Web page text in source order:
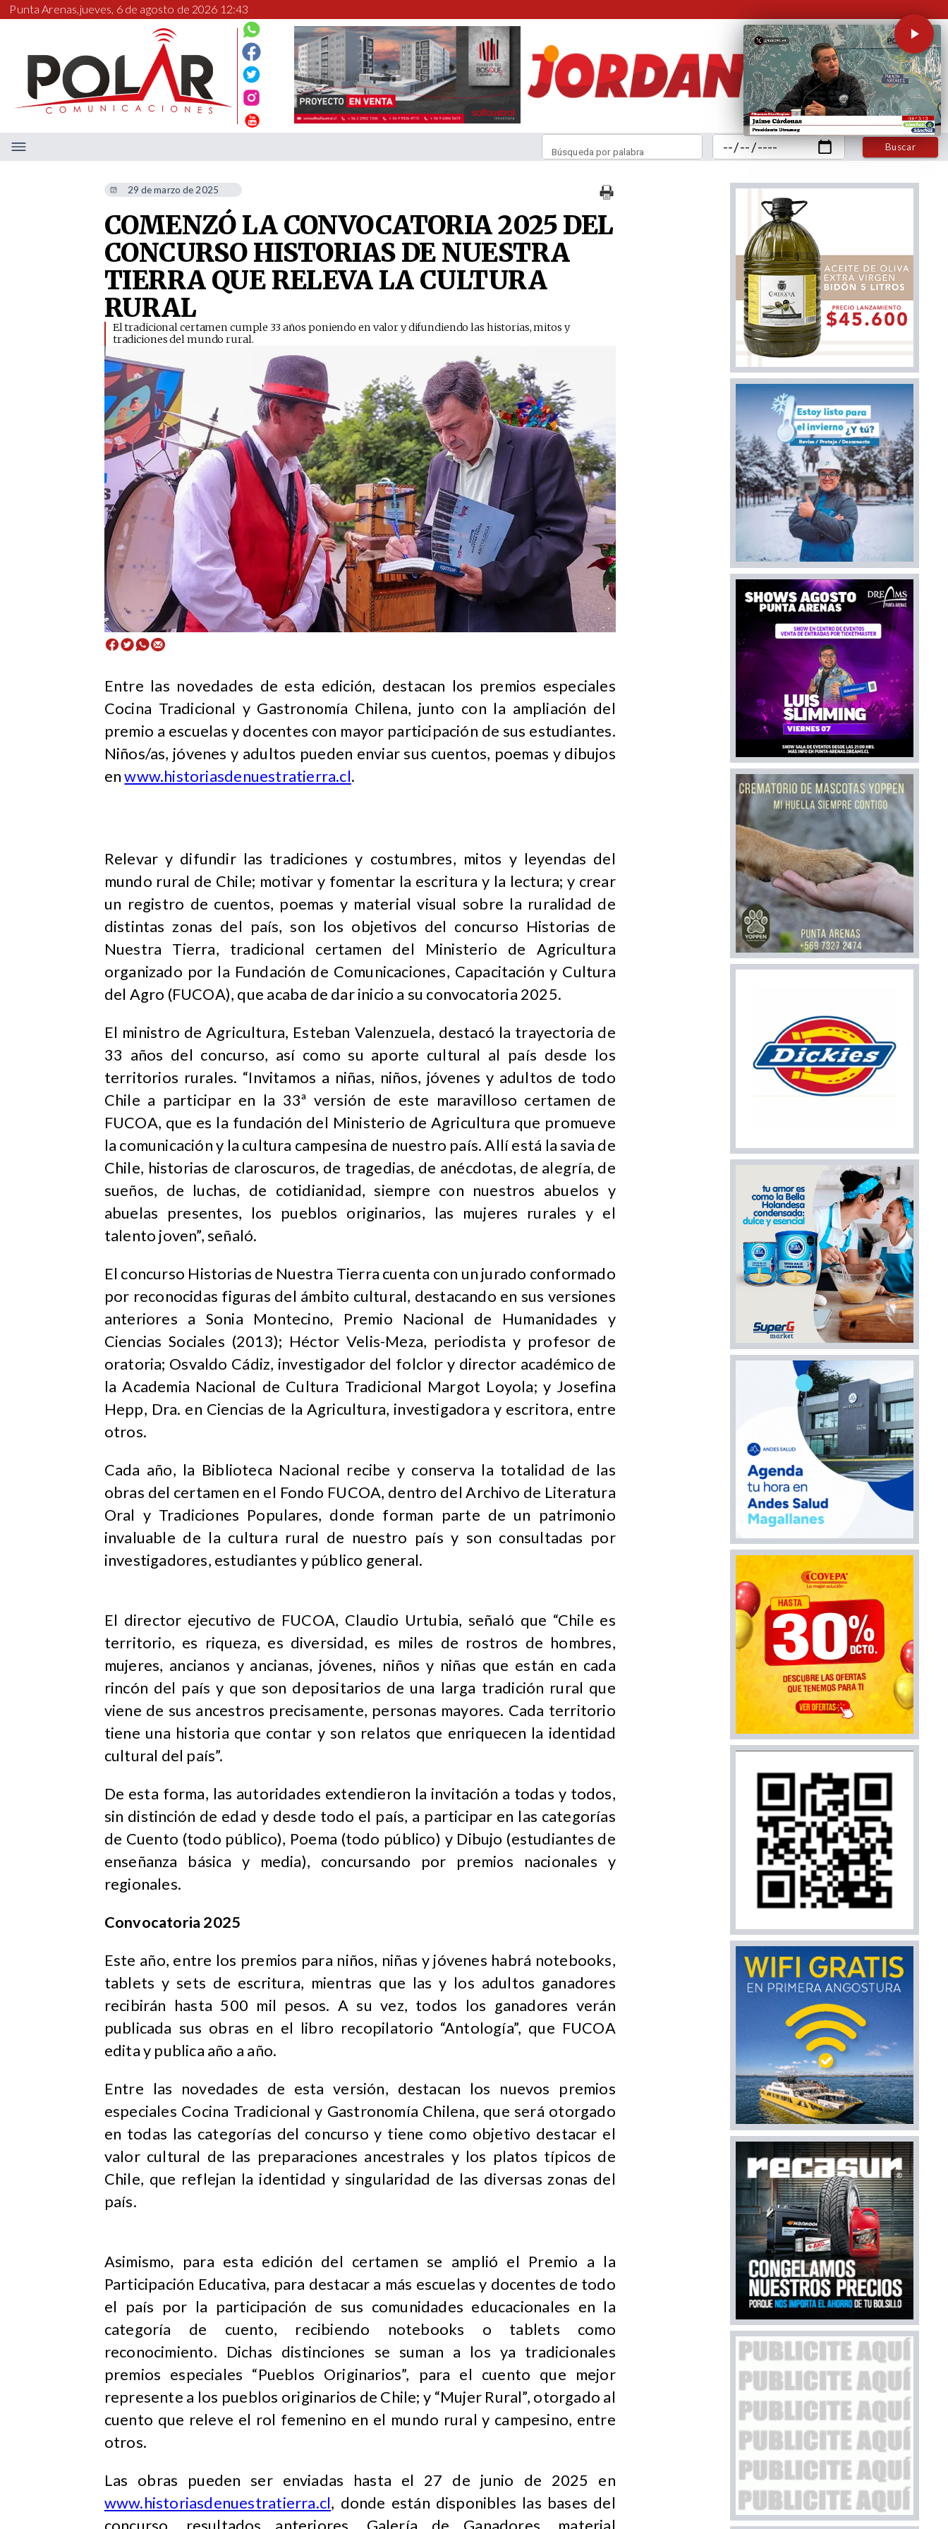
Punta Arenas,jueves, 6 de agosto de 2026 12:43
Buscar
Búsqueda por palabra
29 de marzo de 2025
COMENZÓ LA CONVOCATORIA 2025 DEL
CONCURSO HISTORIAS DE NUESTRA
TIERRA QUE RELEVA LA CULTURA
RURAL
El tradicional certamen cumple 33 años poniendo en valor y difundiendo las historias, mitos y
tradiciones del mundo rural. ​
Entre las novedades de esta edición, destacan los premios especiales
Cocina Tradicional y Gastronomía Chilena, junto con la ampliación del
premio a escuelas y docentes con mayor participación de sus estudiantes.
Niños/as, jóvenes y adultos pueden enviar sus cuentos, poemas y dibujos
enwww.historiasdenuestratierra.cl.
Relevar y difundir las tradiciones y costumbres, mitos y leyendas del
mundo rural de Chile; motivar y fomentar la escritura y la lectura; y crear
un registro de cuentos, poemas y material visual sobre la ruralidad de
distintas zonas del país, son los objetivos del concurso Historias de
Nuestra Tierra, tradicional certamen del Ministerio de Agricultura
organizado por la Fundación de Comunicaciones, Capacitación y Cultura
del Agro (FUCOA), que acaba de dar inicio a su convocatoria 2025.
El ministro de Agricultura, Esteban Valenzuela, destacó la trayectoria de
33 años del concurso, así como su aporte cultural al país desde los
territorios rurales. “Invitamos a niñas, niños, jóvenes y adultos de todo
Chile a participar en la 33ª versión de este maravilloso certamen de
FUCOA, que es la fundación del Ministerio de Agricultura que promueve
la comunicación y la cultura campesina de nuestro país. Allí está la savia de
Chile, historias de claroscuros, de tragedias, de anécdotas, de alegría, de
sueños, de luchas, de cotidianidad, siempre con nuestros abuelos y
abuelas presentes, los pueblos originarios, las mujeres rurales y el
talento joven”, señaló.
El concurso Historias de Nuestra Tierra cuenta con un jurado conformado
por reconocidas figuras del ámbito cultural, destacando en sus versiones
anteriores a Sonia Montecino, Premio Nacional de Humanidades y
Ciencias Sociales (2013); Héctor Velis-Meza, periodista y profesor de
oratoria; Osvaldo Cádiz, investigador del folclor y director académico de
la Academia Nacional de Cultura Tradicional Margot Loyola; y Josefina
Hepp, Dra. en Ciencias de la Agricultura, investigadora y escritora, entre
otros.
Cada año, la Biblioteca Nacional recibe y conserva la totalidad de las
obras del certamen en el Fondo FUCOA, dentro del Archivo de Literatura
Oral y Tradiciones Populares, donde forman parte de un patrimonio
invaluable de la cultura rural de nuestro país y son consultadas por
investigadores, estudiantes y público general.
El director ejecutivo de FUCOA, Claudio Urtubia, señaló que “Chile es
territorio, es riqueza, es diversidad, es miles de rostros de hombres,
mujeres, ancianos y ancianas, jóvenes, niños y niñas que están en cada
rincón del país y que son depositarios de una larga tradición rural que
viene de sus ancestros precisamente, personas mayores. Cada territorio
tiene una historia que contar y son relatos que enriquecen la identidad
cultural del país”.
De esta forma, las autoridades extendieron la invitación a todas y todos,
sin distinción de edad y desde todo el país, a participar en las categorías
de Cuento (todo público), Poema (todo público) y Dibujo (estudiantes de
enseñanza básica y media), concursando por premios nacionales y
regionales.
Convocatoria 2025
Este año, entre los premios para niños, niñas y jóvenes habrá notebooks,
tablets y sets de escritura, mientras que las y los adultos ganadores
recibirán hasta 500 mil pesos. A su vez, todos los ganadores verán
publicada sus obras en el libro recopilatorio “Antología”, que FUCOA
edita y publica año a año.
Entre las novedades de esta versión, destacan los nuevos premios
especiales Cocina Tradicional y Gastronomía Chilena, que será otorgado
en todas las categorías del concurso y tiene como objetivo destacar el
valor cultural de las preparaciones ancestrales y los platos típicos de
Chile, que reflejan la identidad y singularidad de las diversas zonas del
país.
Asimismo, para esta edición del certamen se amplió el Premio a la
Participación Educativa, para destacar a más escuelas y docentes de todo
el país por la participación de sus comunidades educacionales en la
categoría de cuento, recibiendo notebooks o tablets como
reconocimiento. Dichas distinciones se suman a los ya tradicionales
premios especiales “Pueblos Originarios”, para el cuento que mejor
represente a los pueblos originarios de Chile; y “Mujer Rural”, otorgado al
cuento que releve el rol femenino en el mundo rural y campesino, entre
otros.
Las obras pueden ser enviadas hasta el 27 de junio de 2025 en
www.historiasdenuestratierra.cl, donde están disponibles las bases del